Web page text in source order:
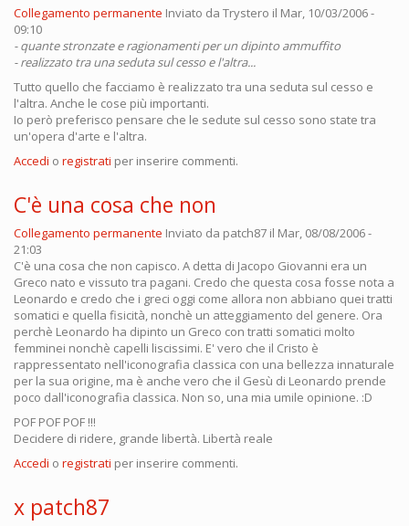
Collegamento permanente Inviato da Trystero il Mar, 10/03/2006 -
09:10
- quante stronzate e ragionamenti per un dipinto ammuffito
- realizzato tra una seduta sul cesso e l'altra...
Tutto quello che facciamo è realizzato tra una seduta sul cesso e
l'altra. Anche le cose più importanti.
Io però preferisco pensare che le sedute sul cesso sono state tra
un'opera d'arte e l'altra.
Accedi o registrati per inserire commenti.
C'è una cosa che non
Collegamento permanente Inviato da patch87 il Mar, 08/08/2006 -
21:03
C'è una cosa che non capisco. A detta di Jacopo Giovanni era un
Greco nato e vissuto tra pagani. Credo che questa cosa fosse nota a
Leonardo e credo che i greci oggi come allora non abbiano quei tratti
somatici e quella fisicità, nonchè un atteggiamento del genere. Ora
perchè Leonardo ha dipinto un Greco con tratti somatici molto
femminei nonchè capelli liscissimi. E' vero che il Cristo è
rappressentato nell'iconografia classica con una bellezza innaturale
per la sua origine, ma è anche vero che il Gesù di Leonardo prende
poco dall'iconografia classica. Non so, una mia umile opinione. :D
POF POF POF !!!
Decidere di ridere, grande libertà. Libertà reale
Accedi o registrati per inserire commenti.
x patch87